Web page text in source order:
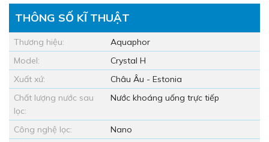
THÔNG SỐ KĨ THUẬT
Thương hiệu:
Aquaphor
Model:
Crystal H
Xuất xứ:
Châu Âu - Estonia
Chất lượng nước sau
lọc:
Nước khoáng uống trực tiếp
Công nghệ lọc:
Nano